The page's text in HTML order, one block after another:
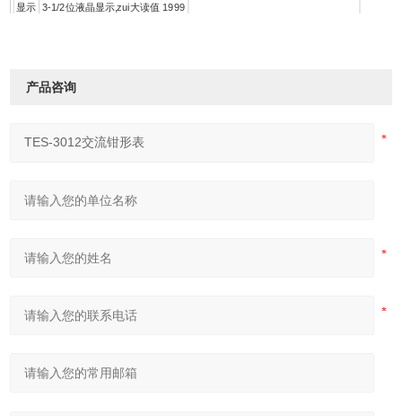
显示 3-1/2位液晶显示,zui大读值 1999
附件 皮套,测试棒,电池,使用说明书
产品咨询